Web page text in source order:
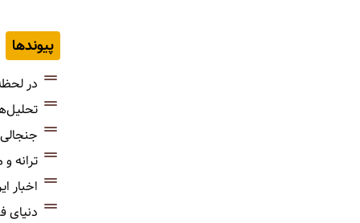
پیوندها
در
ترانه
اخبار
دنیای